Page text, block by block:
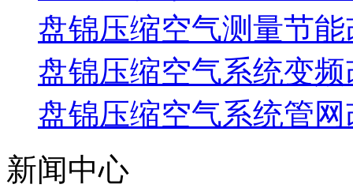
盘锦压缩空气测量节能
盘锦压缩空气系统变频
盘锦压缩空气系统管网
新闻中心